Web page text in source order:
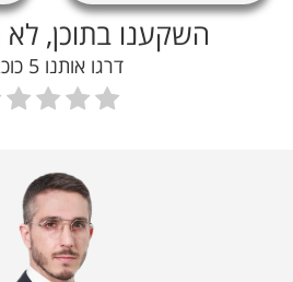
השקענו בתוכן, לא
דרגו אותנו 5 כוכבים